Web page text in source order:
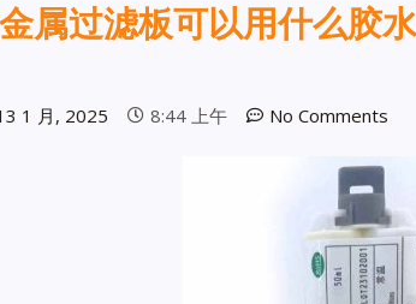
属过滤板可以用什么胶
1 月, 2025 8:44 上午 No Comments